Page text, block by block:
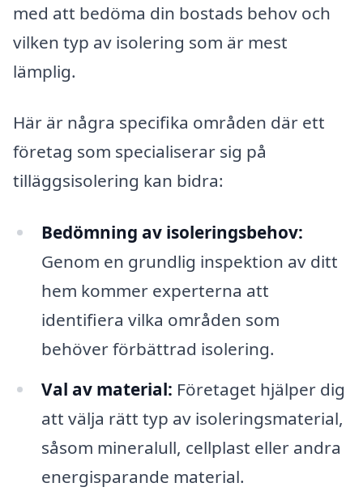
med att bedöma din bostads behov och
vilken typ av isolering som är mest
lämplig.
Här är några specifika områden där ett
företag som specialiserar sig på
tilläggsisolering kan bidra:
Bedömning av isoleringsbehov:
Genom en grundlig inspektion av ditt
hem kommer experterna att
identifiera vilka områden som
behöver förbättrad isolering.
Val av material: Företaget hjälper dig
att välja rätt typ av isoleringsmaterial,
såsom mineralull, cellplast eller andra
energisparande material.